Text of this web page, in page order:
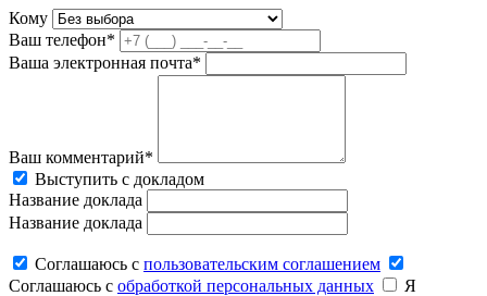
Кому
Ваш телефон*
Ваша электронная почта*
Ваш комментарий*
Выступить с докладом
Название доклада
Название доклада
Соглашаюсь c пользовательским соглашением
Соглашаюсь c обработкой персональных данных Я